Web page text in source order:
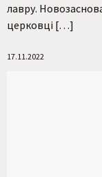
лавру.
церковці […]
17.11.2022